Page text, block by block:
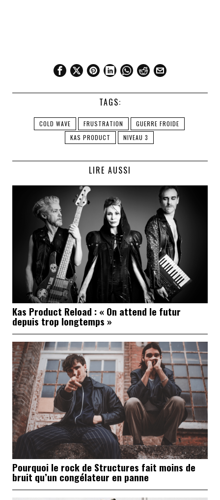
TAGS:
COLD WAVE FRUSTRATION
GUERRE FROIDE
KAS PRODUCT
NIVEAU 3
LIRE AUSSI
Kas Product Reload : « On attend le futur
depuis trop longtemps »
Pourquoi le rock de Structures fait moins de
bruit qu’un congélateur en panne